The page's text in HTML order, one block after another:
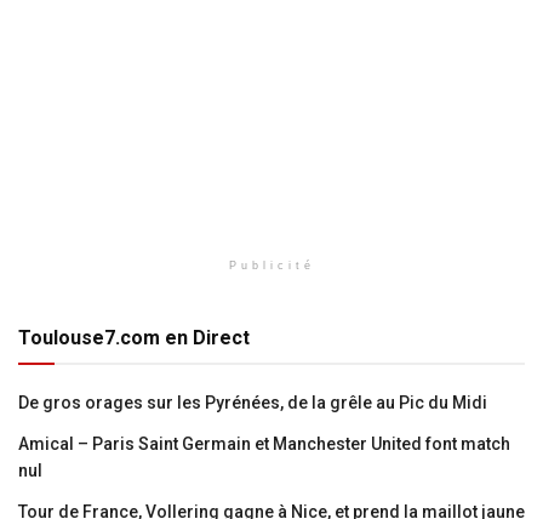
Publicité
Toulouse7.com en Direct
De gros orages sur les Pyrénées, de la grêle au Pic du Midi
Amical – Paris Saint Germain et Manchester United font match
nul
Tour de France, Vollering gagne à Nice, et prend la maillot jaune